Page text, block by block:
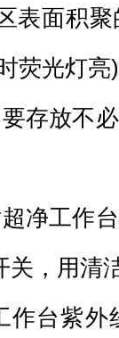
表面积
荧光灯
放不必
工作台
，用清
台紫外